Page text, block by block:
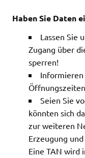
Haben Sie Daten
Lassen Sie
Zugang über
sperren!
Informieren
Seien Sie
könnten sich
zur weiteren
Erzeugung
Eine TAN